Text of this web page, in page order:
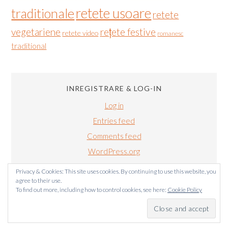
traditionaleretete usoare retete
vegetariene retete video rețete festive romanesc
traditional
INREGISTRARE & LOG-IN
Log in
Entries feed
Comments feed
WordPress.org
BUCATARIALUIRADU.COM COPYRIGHT © 2011-2024. TOATE
Privacy & Cookies: This site uses cookies. By continuing to use this website, you
agree to their use.
To find out more, including how to control cookies, see here: Cookie Policy